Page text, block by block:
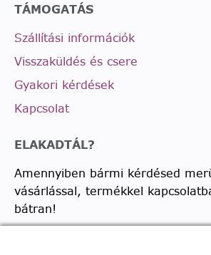
TÁMOGATÁS
Szállítási információk
Visszaküldés és csere
Gyakori kérdések
Kapcsolat
ELAKADTÁL?
Amennyiben bármi kérdésed
vásárlással, termékkel
bátran!